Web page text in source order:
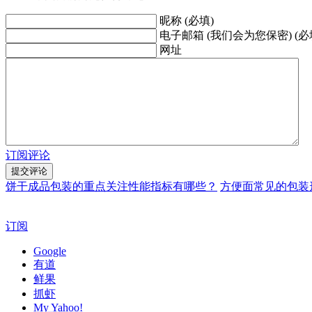
昵称 (必填)
电子邮箱 (我们会为您保密) (必
网址
订阅评论
饼干成品包装的重点关注性能指标有哪些？ 方便面常见的包装
订阅
Google
有道
鲜果
抓虾
My Yahoo!